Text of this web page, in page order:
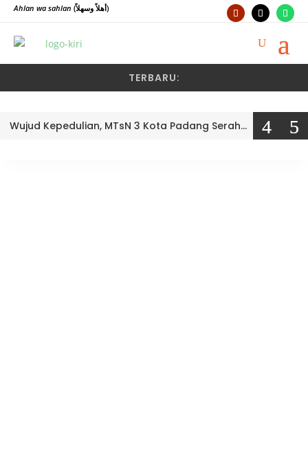
Ahlan wa sahlan (أهلاً وسهلاً)
TERBARU:
Wujud Kepedulian, MTsN 3 Kota Padang Serahkan Bantuan PIP 2026 Secara Simbolis